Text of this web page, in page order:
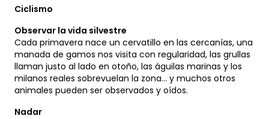
Ciclismo
Observar la vida silvestre
Cada primavera nace un cervatillo en las cercanías, una
manada de gamos nos visita con regularidad, las grullas
llaman justo al lado en otoño, las águilas marinas y los
milanos reales sobrevuelan la zona... y muchos otros
animales pueden ser observados y oídos.
Nadar